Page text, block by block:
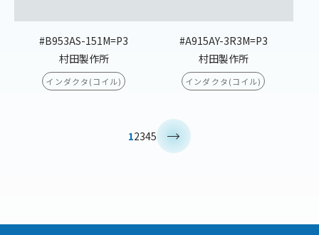
#B953AS-151M=P3
村田製作所
インダクタ(コイル)
#A915AY-3R3M=P3
村田製作所
インダクタ(コイル)
12345